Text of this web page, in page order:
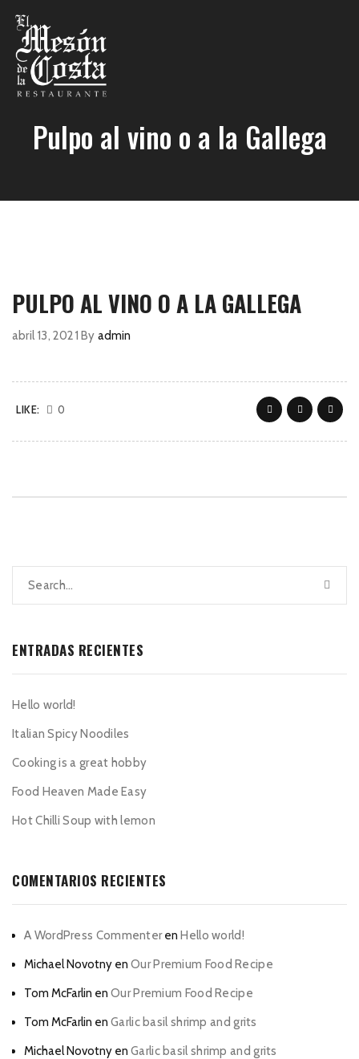
Pulpo al vino o a la Gallega
PULPO AL VINO O A LA GALLEGA
abril 13, 2021 By admin
LIKE: 0
ENTRADAS RECIENTES
Hello world!
Italian Spicy Noodiles
Cooking is a great hobby
Food Heaven Made Easy
Hot Chilli Soup with lemon
COMENTARIOS RECIENTES
A WordPress CommenterenHello world!
Michael Novotny en Our Premium Food Recipe
Tom McFarlin en Our Premium Food Recipe
Tom McFarlin en Garlic basil shrimp and grits
Michael Novotny en Garlic basil shrimp and grits